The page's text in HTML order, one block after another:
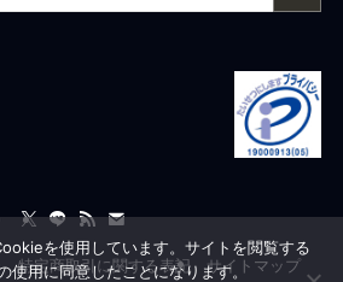
特定商取引に関する表記 サイトマップ
を使用しています。サイトを閲覧する
使用に同意したことになります。